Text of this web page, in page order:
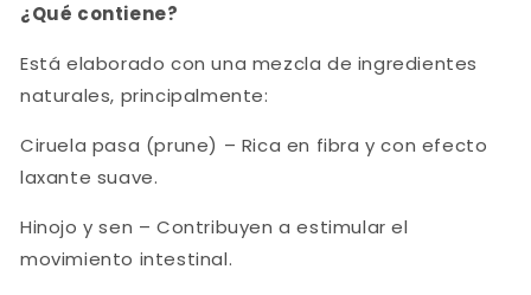
¿Qué contiene?
Está elaborado con una mezcla de ingredientes
naturales, principalmente:
Ciruela pasa (prune) – Rica en fibra y con efecto
laxante suave.
Hinojo y sen – Contribuyen a estimular el
movimiento intestinal.